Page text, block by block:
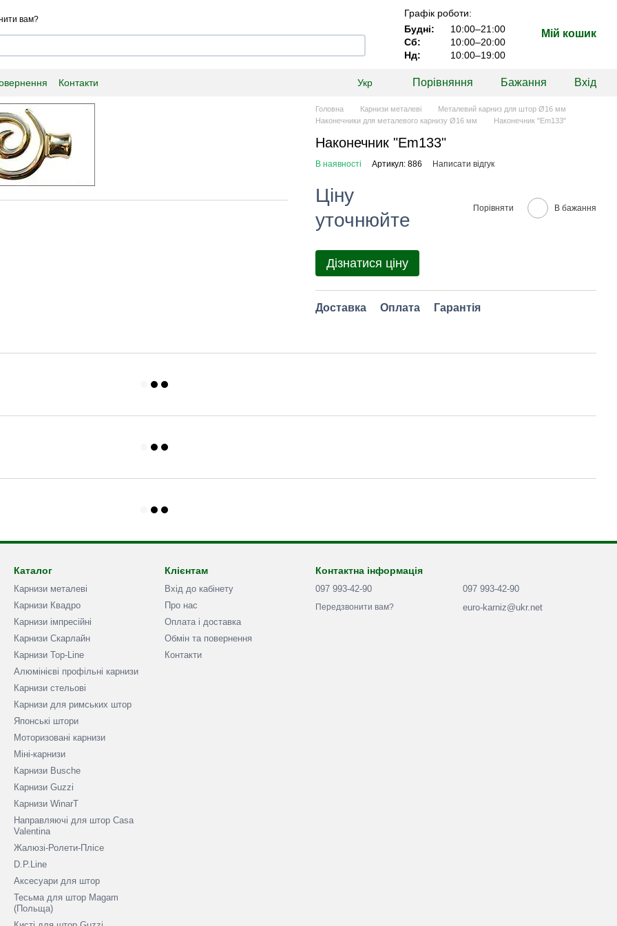
вам?
Графік роботи:
Будні:
10:00–21:00
Сб:
10:00–20:00
Нд:
10:00–19:00
Мій кошик
Контакти Укр Порівняння Бажання Вхід
Головна Карнизи металеві
Металевий карниз для штор Ø16 мм
Наконечники для металевого карнизу Ø16 мм
Наконечник "Еm133"
Наконечник "Еm133"
В наявності Артикул: 886 Написати відгук
Ціну
уточнюйте
Порівняти В бажання
Дізнатися ціну
Доставка Оплата Гарантія
Каталог
Карнизи металеві
Карнизи Квадро
Карнизи імпресійні
Карнизи Скарлайн
Карнизи Top-Line
Алюмінієві профільні карнизи
Карнизи стельові
Карнизи для римських штор
Японські штори
Моторизовані карнизи
Міні-карнизи
Карнизи Busche
Карнизи Guzzi
Карнизи WinarT
Направляючі для штор Casa
Valentina
Жалюзі-Ролети-Плісе
D.P.Line
Аксесуари для штор
Тесьма для штор Magam
(Польща)
Клієнтам
Вхід до кабінету
Про нас
Оплата і доставка
Обмін та повернення
Контакти
Контактна інформація
097 993-42-90
Передзвонити вам?
097 993-42-90
euro-karniz@ukr.net